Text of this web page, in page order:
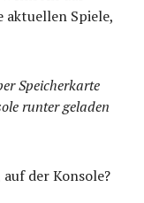
aktuellen Spiele,
Speicherkarte
runter geladen
der Konsole?